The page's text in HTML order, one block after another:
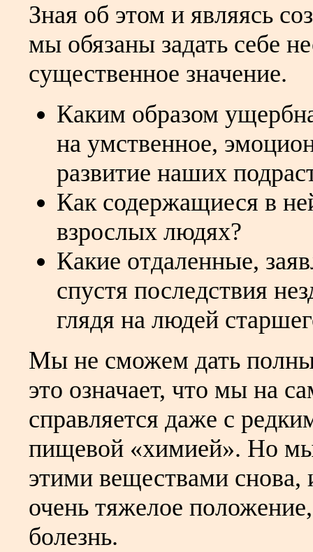
Зная об этом и являясь
мы обязаны задать себе
существенное значение.
Каким образом
на умственное,
развитие наших
Как содержащиеся в
взрослых людях?
Какие отдаленные,
спустя последствия
глядя на людей
Мы не сможем дать
это означает, что мы на
справляется даже с
пищевой «химией». Но
этими веществами снова,
очень тяжелое
болезнь.